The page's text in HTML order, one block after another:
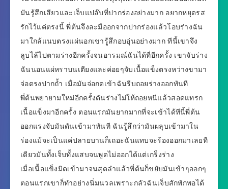
มันรู้สึกเสียวและเจ็บแปล๊บที่ปากร่องอย่างมาก อยากหยุดรส
รักไว้แค่ตรงนี้ พี่ต้นจึงละมืออกจากปากร่องแล้วโอบร่างฉัน
มาใกล้แนบตรงแผ่นอกเขารู้สึกอบอุ่นอย่างมาก ทีนี้เขาจึง
ลูบไล้ไปตามร่างอีกครั้งจนอารมณ์ฉันได้ที่อีกครั้ง เขาจับร่าง
ฉันนอนแผ่หราบนเตียงและค่อยๆจับเนื้อแข็งตรงหว่างขามา
จ่อตรงปากถ้ำ เมื่อมันจ่อกดเข้าฉันรีบถอยร่างออกทันที
พี่ต้นพยายามใหม่อีกครั้งดันร่างไม่ให้ถอยหนีแล้วสอดแทรก
เนื้อแข็งมาอีกครั้ง ตอนแรกมันยากมากที่จะเข้าได้ทีนี้พี่ต้น
ออกแรงจับมันดันเข้ามาทันที ฉันรู้สึกว่ามันผลุบเข้ามาใน
ร่องแม้จะเป็นแค่ปลายบานก็เถอะฉันแทบจะร้องออกมาเลยที
เดียวมันทั้งเจ็บทั้งแสบจนพูดไม่ออกได้แต่เกร็งร่าง
เมื่อเนื้อแข็งมิดเข้ามาจนสุดลำแล้วพี่ต้นก็ขยับมันเข้าๆออกๆ
ตอนแรกเขาก็ทำอย่างนิ่มนวลเพราะกลัวฉันเจ็บสักพักพอได้